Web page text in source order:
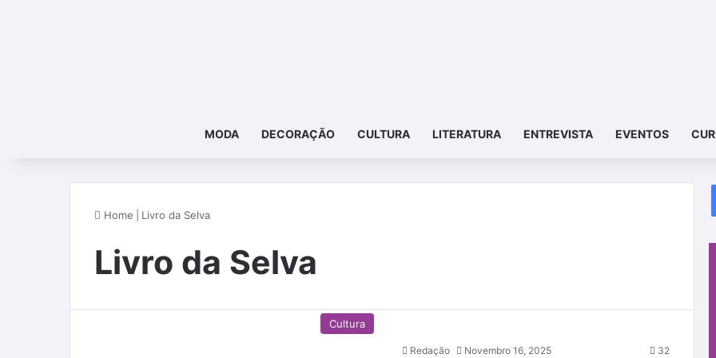
MODA DECORAÇÃO CULTURA LITERATURA ENTREVISTA EVENTOS
Home Livro da Selva
Livro da Selva
Cultura
Redação Novembro 16, 2025 32